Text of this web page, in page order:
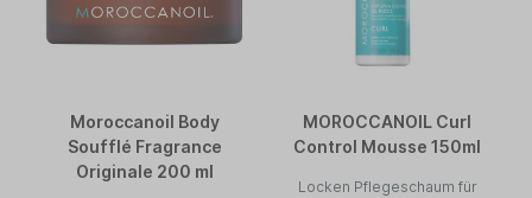
Moroccanoil Body
Soufflé Fragrance
Originale 200 ml
MOROCCANOIL Curl
Control Mousse 150ml
Locken Pflegeschaum für